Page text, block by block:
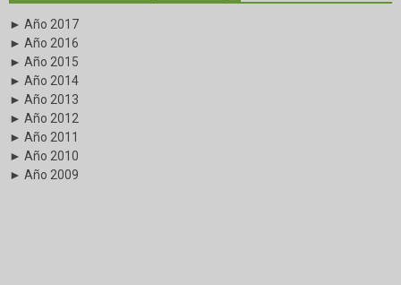
► Año 2017
► Año 2016
► Año 2015
► Año 2014
► Año 2013
► Año 2012
► Año 2011
► Año 2010
► Año 2009